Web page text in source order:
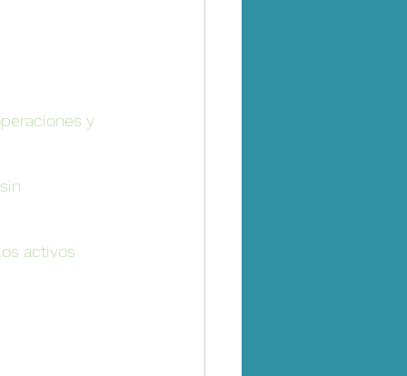
y
activos